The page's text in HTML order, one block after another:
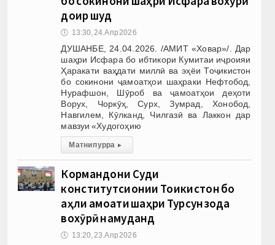
доир шуд
🕔 13:30, 24.Апр 2026
ДУШАНБЕ, 24.04.2026. /АМИТ «Ховар»/. Дар
шаҳри Исфара бо ибтикори Кумитаи иҷроияи
Ҳаракати ваҳдати миллӣ ва эҳёи Тоҷикистон
бо сокинони ҷамоатҳои шаҳраки Нефтобод,
Нурафшон, Шӯроб ва ҷамоатҳои деҳоти
Ворух, Чоркӯҳ, Сурх, Зумрад, Хонобод,
Навгилем, Кӯлканд, Чилгазӣ ва Лаккон дар
мавзуи «Худогоҳию
Матни пурра ▸
Кормандони Суди
конститутсионии Тоҷикистон бо
аҳли ҷамоати шаҳри Турсунзода
вохӯрӣ намуданд
🕔 13:20, 23.Апр 2026